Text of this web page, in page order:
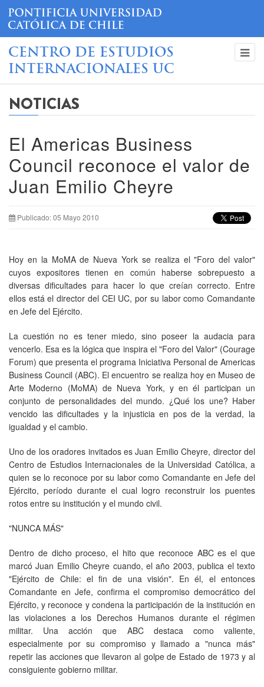
CENTRO DE ESTUDIOS
INTERNACIONALES UC
NOTICIAS
El Americas Business
Council reconoce el valor de
Juan Emilio Cheyre
Publicado: 05 Mayo 2010
Hoy en la MoMA de Nueva York se realiza el "Foro del valor"
cuyos expositores tienen en común haberse sobrepuesto a
diversas dificultades para hacer lo que creían correcto. Entre
ellos está el director del CEI UC, por su labor como Comandante
en Jefe del Ejército.
La cuestión no es tener miedo, sino poseer la audacia para
vencerlo. Esa es la lógica que inspira el "Foro del Valor" (Courage
Forum) que presenta el programa Iniciativa Personal de Americas
Business Council (ABC). El encuentro se realiza hoy en Museo de
Arte Moderno (MoMA) de Nueva York, y en él participan un
conjunto de personalidades del mundo. ¿Qué los une? Haber
vencido las dificultades y la injusticia en pos de la verdad, la
igualdad y el cambio.
Uno de los oradores invitados es Juan Emilio Cheyre, director del
Centro de Estudios Internacionales de la Universidad Católica, a
quien se lo reconoce por su labor como Comandante en Jefe del
Ejército, período durante el cual logro reconstruir los puentes
rotos entre su institución y el mundo civil.
"NUNCA MÁS"
Dentro de dicho proceso, el hito que reconoce ABC es el que
marcó Juan Emilio Cheyre cuando, el año 2003, publica el texto
"Ejército de Chile: el fin de una visión". En él, el entonces
Comandante en Jefe, confirma el compromiso democrático del
Ejército, y reconoce y condena la participación de la institución en
las violaciones a los Derechos Humanos durante el régimen
militar. Una acción que ABC destaca como valiente,
especialmente por su compromiso y llamado a "nunca más"
repetir las acciones que llevaron al golpe de Estado de 1973 y al
consiguiente gobierno militar.